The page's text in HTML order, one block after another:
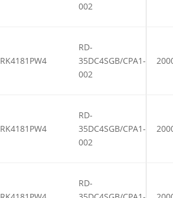
002
RK4181PW4
RD-
35DC4SGB/CPA1-
002
RK4181PW4
RD-
35DC4SGB/CPA1-
002
RD-